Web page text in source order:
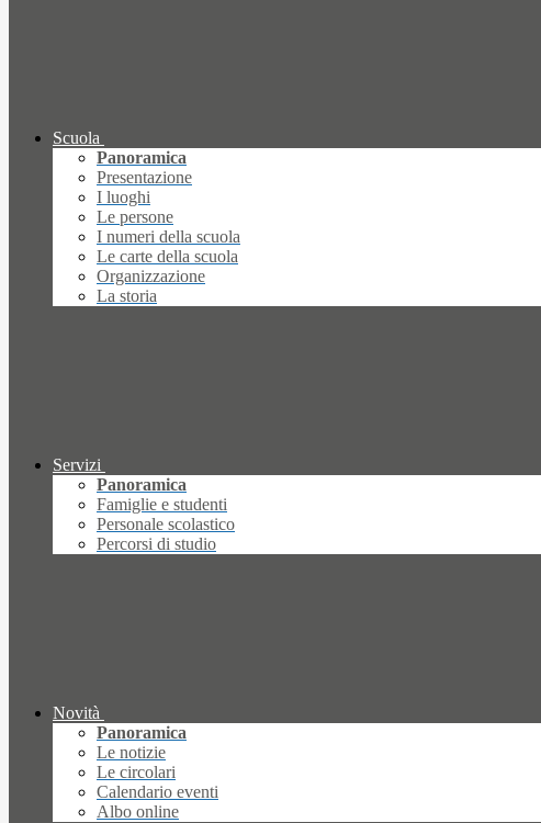
Scuola
Panoramica
Presentazione
I luoghi
Le persone
I numeri della scuola
Le carte della scuola
Organizzazione
La storia
Servizi
Panoramica
Famiglie e studenti
Personale scolastico
Percorsi di studio
Novità
Panoramica
Le notizie
Le circolari
Calendario eventi
Albo online